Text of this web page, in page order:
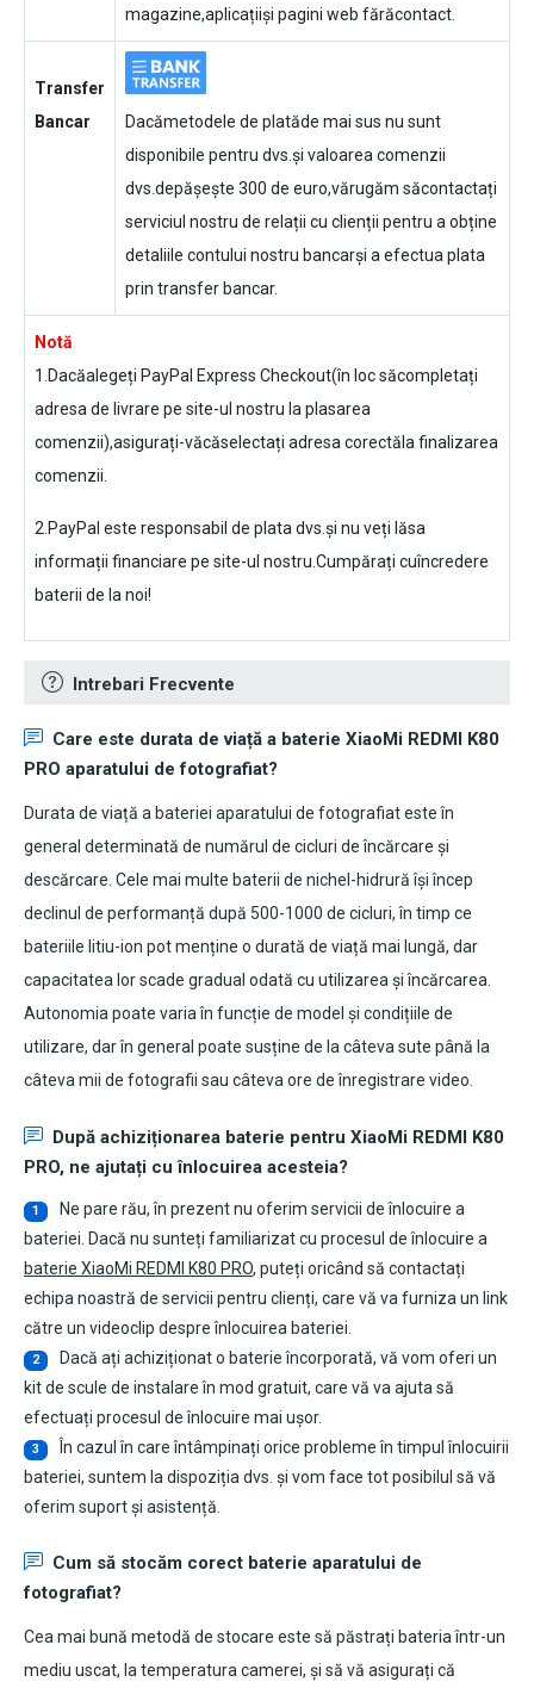
magazine,aplicațiiși pagini web fărăcontact.
Transfer
Bancar
Dacămetodele de platăde mai sus nu sunt
disponibile pentru dvs.și valoarea comenzii
dvs.depășește 300 de euro,vărugăm săcontactați
serviciul nostru de relații cu clienții pentru a obține
detaliile contului nostru bancarși a efectua plata
prin transfer bancar.
Notă
1.Dacăalegeți PayPal Express Checkout(în loc săcompletați
adresa de livrare pe site-ul nostru la plasarea
comenzii),asigurați-văcăselectați adresa corectăla finalizarea
comenzii.
2.PayPal este responsabil de plata dvs.și nu veți lăsa
informații financiare pe site-ul nostru.Cumpărați cuîncredere
baterii de la noi!
Intrebari Frecvente
Care este durata de viață a baterie XiaoMi REDMI K80
PRO aparatului de fotografiat?
Durata de viață a bateriei aparatului de fotografiat este în
general determinată de numărul de cicluri de încărcare și
descărcare. Cele mai multe baterii de nichel-hidrură își încep
declinul de performanță după 500-1000 de cicluri, în timp ce
bateriile litiu-ion pot menține o durată de viață mai lungă, dar
capacitatea lor scade gradual odată cu utilizarea și încărcarea.
Autonomia poate varia în funcție de model și condițiile de
utilizare, dar în general poate susține de la câteva sute până la
câteva mii de fotografii sau câteva ore de înregistrare video.
După achiziționarea baterie pentru XiaoMi REDMI K80
PRO, ne ajutați cu înlocuirea acesteia?
1
Ne pare rău, în prezent nu oferim servicii de înlocuire a
bateriei. Dacă nu sunteți familiarizat cu procesul de înlocuire a
baterie XiaoMi REDMI K80 PRO, puteți oricând să contactați
echipa noastră de servicii pentru clienți, care vă va furniza un link
către un videoclip despre înlocuirea bateriei.
2
Dacă ați achiziționat o baterie încorporată, vă vom oferi un
kit de scule de instalare în mod gratuit, care vă va ajuta să
efectuați procesul de înlocuire mai ușor.
3
În cazul în care întâmpinați orice probleme în timpul înlocuirii
bateriei, suntem la dispoziția dvs. și vom face tot posibilul să vă
oferim suport și asistență.
Cum să stocăm corect baterie aparatului de
fotografiat?
Cea mai bună metodă de stocare este să păstrați bateria într-un
mediu uscat, la temperatura camerei, și să vă asigurați că